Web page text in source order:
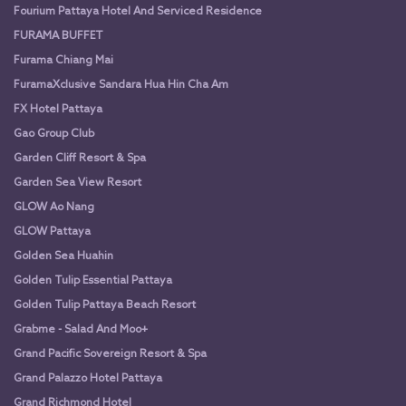
Fourium Pattaya Hotel And Serviced Residence
FURAMA BUFFET
Furama Chiang Mai
FuramaXclusive Sandara Hua Hin Cha Am
FX Hotel Pattaya
Gao Group Club
Garden Cliff Resort & Spa
Garden Sea View Resort
GLOW Ao Nang
GLOW Pattaya
Golden Sea Huahin
Golden Tulip Essential Pattaya
Golden Tulip Pattaya Beach Resort
Grabme - Salad And Moo+
Grand Pacific Sovereign Resort & Spa
Grand Palazzo Hotel Pattaya
Grand Richmond Hotel